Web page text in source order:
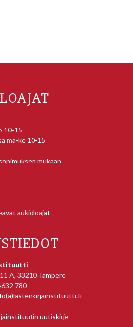
10-15
ma-ke 10-15
mukaan.
aukioloajat
A, 33210 Tampere
780
uutiskirje